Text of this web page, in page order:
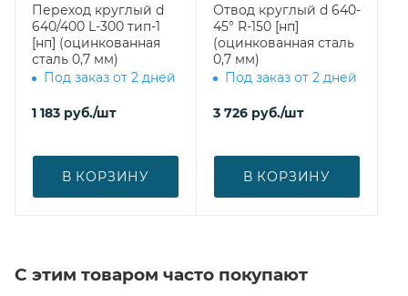
Переход круглый d
640/400 L-300 тип-1
[нп] (оцинкованная
сталь 0,7 мм)
Под заказ от 2 дней
1 183 руб./шт
В КОРЗИНУ
Отвод круглый d 640-
45° R-150 [нп]
(оцинкованная сталь
0,7 мм)
Под заказ от 2 дней
3 726 руб./шт
В КОРЗИНУ
С этим товаром часто покупают